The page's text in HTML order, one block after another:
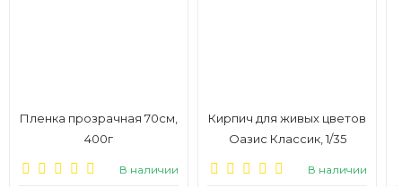
Пленка прозрачная 70см,
400г
В наличии
Кирпич для живых цветов
Оазис Классик, 1/35
В наличии